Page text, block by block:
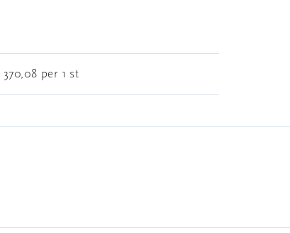
370,08 per 1 st